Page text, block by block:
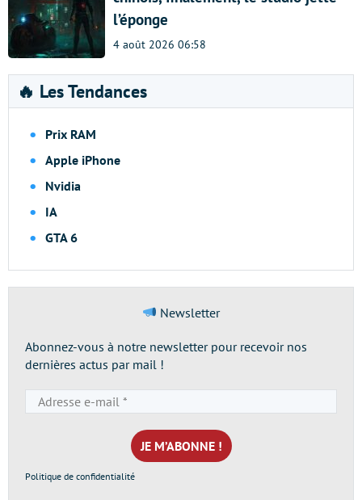
l’éponge
4 août 2026 06:58
🔥 Les Tendances
Prix RAM
Apple iPhone
Nvidia
IA
GTA 6
Newsletter
Abonnez-vous à notre newsletter pour recevoir nos
dernières actus par mail !
e-
mail
*
Politique de confidentialité